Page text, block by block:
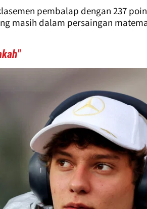
pembalap dengan 237
masih dalam persaingan